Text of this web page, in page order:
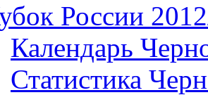
России
Календарь
Статистика